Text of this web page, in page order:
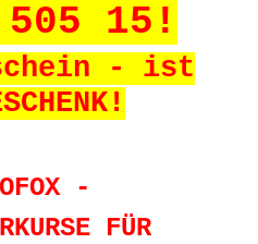
15!
- ist
-
FÜR